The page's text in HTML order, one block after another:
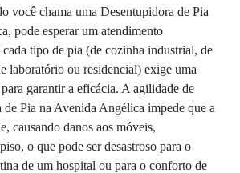
você chama uma Desentupidora de Pia
pode esperar um atendimento
tipo de pia (de cozinha industrial, de
laboratório ou residencial) exige uma
garantir a eficácia. A agilidade de
de Pia na Avenida Angélica impede que a
causando danos aos móveis,
o que pode ser desastroso para o
de um hospital ou para o conforto de